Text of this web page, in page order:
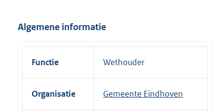
n
k
Algemene informatie
Functie Wethouder
Organisatie Gemeente Eindhoven